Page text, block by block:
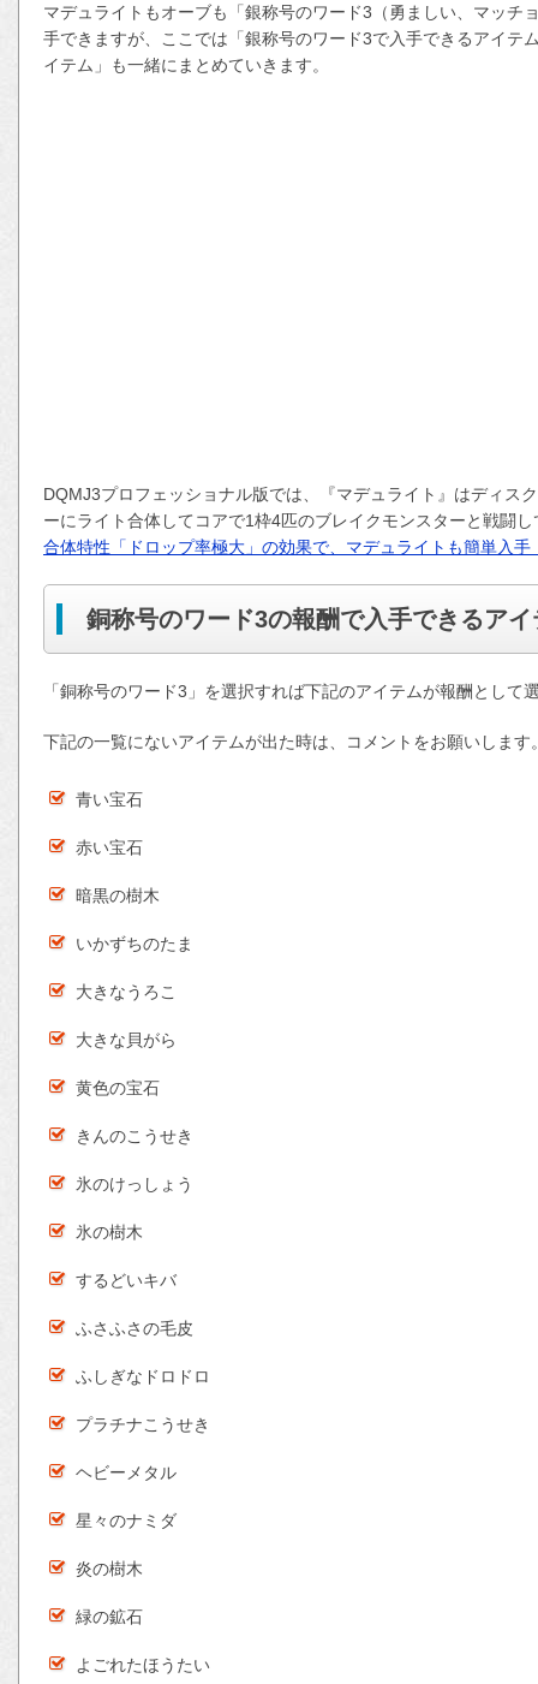
マデュライトもオーブも「銀称号のワード3（勇ましい、マッチ
手できますが、ここでは「銀称号のワード3で入手できるアイテ
イテム」も一緒にまとめていきます。
DQMJ3プロフェッショナル版では、『マデュライト』はディス
ーにライト合体してコアで1枠4匹のブレイクモンスターと戦闘
合体特性「ドロップ率極大」の効果で、マデュライトも簡単入手
銅称号のワード3の報酬で入手できるアイ
「銅称号のワード3」を選択すれば下記のアイテムが報酬として
下記の一覧にないアイテムが出た時は、コメントをお願いします
青い宝石
赤い宝石
暗黒の樹木
いかずちのたま
大きなうろこ
大きな貝がら
黄色の宝石
きんのこうせき
氷のけっしょう
氷の樹木
するどいキバ
ふさふさの毛皮
ふしぎなドロドロ
プラチナこうせき
ヘビーメタル
星々のナミダ
炎の樹木
緑の鉱石
よごれたほうたい